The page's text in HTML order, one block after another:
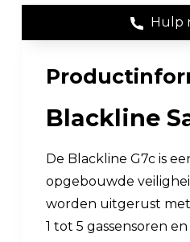
Hulp
Blackline
De Blackline G7c is
opgebouwde
worden uitgerust
1 tot 5 gassensoren